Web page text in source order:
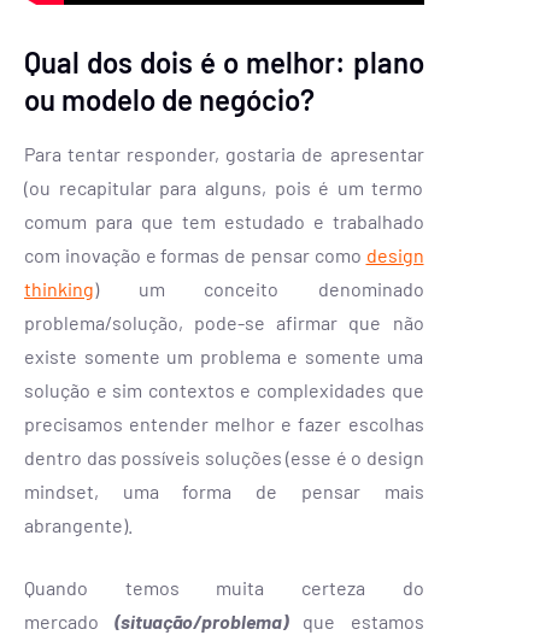
Qual dos dois é o melhor: plano
ou modelo de negócio?
Para tentar responder, gostaria de apresentar
(ou recapitular para alguns, pois é um termo
comum para que tem estudado e trabalhado
com inovação e formas de pensar como design
thinking) um conceito denominado
problema/solução, pode-se afirmar que não
existe somente um problema e somente uma
solução e sim contextos e complexidades que
precisamos entender melhor e fazer escolhas
dentro das possíveis soluções (esse é o design
mindset, uma forma de pensar mais
abrangente).
Quando temos muita certeza do
mercado (situação/problema) que estamos